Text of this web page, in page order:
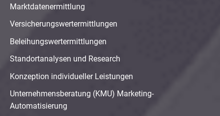
Marktdatenermittlung
Versicherungswertermittlungen
Beleihungswertermittlungen
Standortanalysen und Research
Konzeption individueller Leistungen
Unternehmensberatung (KMU) Marketing-
Automatisierung